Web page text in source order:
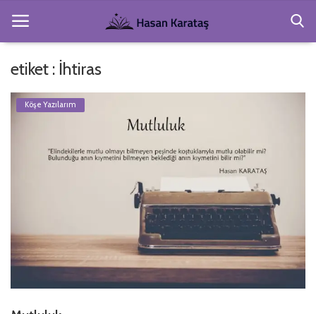
Köşe Yazıları
Gezi ve Resimler
Kitaplar
Giriş
etiket : İhtiras
Köşe Yazılarım